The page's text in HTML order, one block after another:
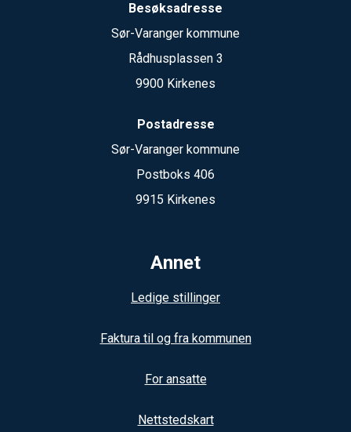
Besøksadresse
Sør-Varanger kommune
Rådhusplassen 3
9900 Kirkenes
Postadresse
Sør-Varanger kommune
Postboks 406
9915 Kirkenes
Annet
Ledige stillinger
Faktura til og fra kommunen
For ansatte
Nettstedskart